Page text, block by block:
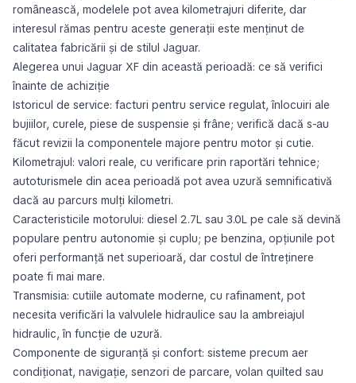
românească, modelele pot avea kilometrajuri diferite, dar
interesul rămas pentru aceste generații este menținut de
calitatea fabricării și de stilul Jaguar.
Alegerea unui Jaguar XF din această perioadă: ce să verifici
înainte de achiziție
Istoricul de service: facturi pentru service regulat, înlocuiri ale
bujiilor, curele, piese de suspensie și frâne; verifică dacă s-au
făcut revizii la componentele majore pentru motor și cutie.
Kilometrajul: valori reale, cu verificare prin raportări tehnice;
autoturismele din acea perioadă pot avea uzură semnificativă
dacă au parcurs mulți kilometri.
Caracteristicile motorului: diesel 2.7L sau 3.0L pe cale să devină
populare pentru autonomie și cuplu; pe benzina, opțiunile pot
oferi performanță net superioară, dar costul de întreținere
poate fi mai mare.
Transmisia: cutiile automate moderne, cu rafinament, pot
necesita verificări la valvulele hidraulice sau la ambreiajul
hidraulic, în funcție de uzură.
Componente de siguranță și confort: sisteme precum aer
condiționat, navigație, senzori de parcare, volan quilted sau